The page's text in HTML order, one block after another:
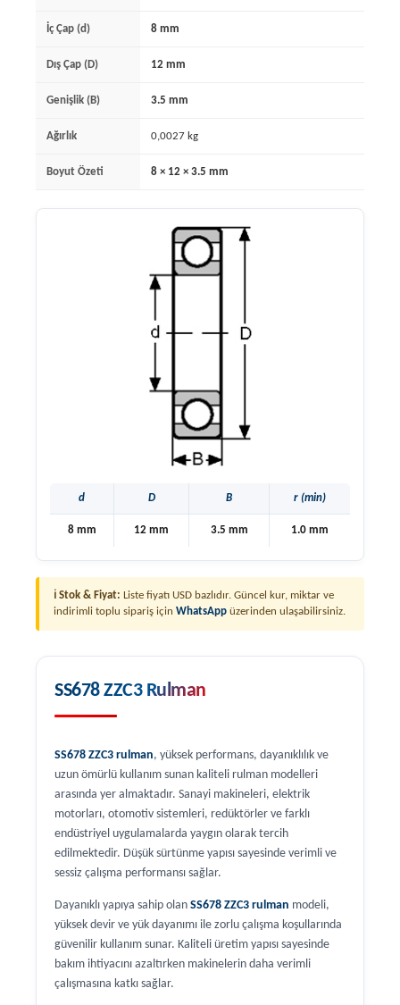
İç Çap (d) 8 mm
Dış Çap (D) 12 mm
Genişlik (B) 3.5 mm
Ağırlık 0,0027 kg
Boyut Özeti 8 × 12 × 3.5 mm
d D B r (min)
8 mm 12 mm 3.5 mm 1.0 mm
ℹ Stok & Fiyat: Liste fiyatı USD bazlıdır. Güncel kur, miktar ve
indirimli toplu sipariş için WhatsApp üzerinden ulaşabilirsiniz.
SS678 ZZC3 Rulman
SS678 ZZC3 rulman, yüksek performans, dayanıklılık ve
uzun ömürlü kullanım sunan kaliteli rulman modelleri
arasında yer almaktadır. Sanayi makineleri, elektrik
motorları, otomotiv sistemleri, redüktörler ve farklı
endüstriyel uygulamalarda yaygın olarak tercih
edilmektedir. Düşük sürtünme yapısı sayesinde verimli ve
sessiz çalışma performansı sağlar.
Dayanıklı yapıya sahip olan SS678 ZZC3 rulman modeli,
yüksek devir ve yük dayanımı ile zorlu çalışma koşullarında
güvenilir kullanım sunar. Kaliteli üretim yapısı sayesinde
bakım ihtiyacını azaltırken makinelerin daha verimli
çalışmasına katkı sağlar.